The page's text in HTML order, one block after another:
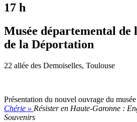
17 h
Musée départemental de
de la Déportation
22 allée des Demoiselles, Toulouse
Présentation du nouvel ouvrage du musée
Chérie » Résister en Haute-Garonne :
Souvenirs